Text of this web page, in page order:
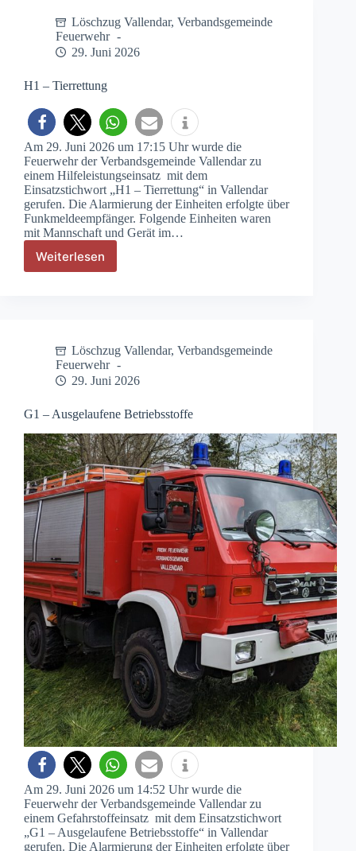
Löschzug Vallendar, Verbandsgemeinde
Feuerwehr
29. Juni 2026
H1 – Tierrettung
Am 29. Juni 2026 um 17:15 Uhr wurde die
Feuerwehr der Verbandsgemeinde Vallendar zu
einem Hilfeleistungseinsatz mit dem
Einsatzstichwort „H1 – Tierrettung“ in Vallendar
gerufen. Die Alarmierung der Einheiten erfolgte über
Funkmeldeempfänger. Folgende Einheiten waren
mit Mannschaft und Gerät im…
Weiterlesen
H1
Löschzug Vallendar, Verbandsgemeinde
Feuerwehr
29. Juni 2026
G1 – Ausgelaufene Betriebsstoffe
Am 29. Juni 2026 um 14:52 Uhr wurde die
Feuerwehr der Verbandsgemeinde Vallendar zu
einem Gefahrstoffeinsatz mit dem Einsatzstichwort
„G1 – Ausgelaufene Betriebsstoffe“ in Vallendar
gerufen. Die Alarmierung der Einheiten erfolgte über